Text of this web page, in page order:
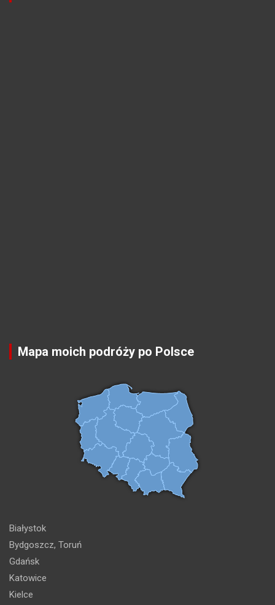
Mapa moich podróży po Polsce
Białystok
Bydgoszcz, Toruń
Gdańsk
Katowice
Kielce